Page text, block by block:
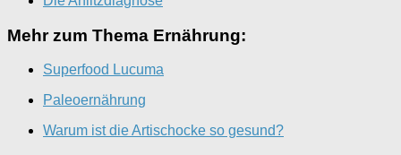
Mehr zum Thema Ernährung:
Superfood Lucuma
Paleoernährung
Warum ist die Artischocke so gesund?